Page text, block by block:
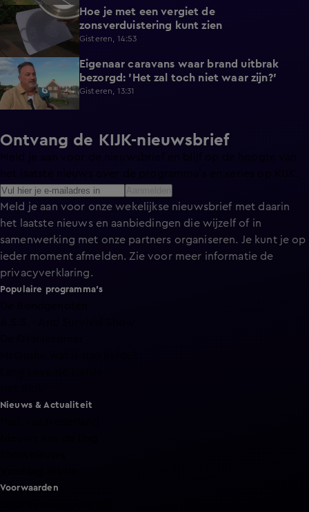
1:21
Hoe je met een vergiet de
zonsverduistering kunt zien
Gisteren, 14:53
2:14
Eigenaar caravans waar brand uitbrak
bezorgd: 'Het zal toch niet waar zijn?'
Gisteren, 13:31
Ontvang de KIJK-nieuwsbrief
Meld je aan voor onze wekelijkse nieuwsbrief met daarin
het laatste nieuws en aanbiedingen die wijzelf of in
samenwerking met onze partners organiseren. Je kunt je op
ieder moment afmelden. Zie voor meer informatie de
privacyverklaring.
Populaire programma's
Nieuws & Actualiteit
Voorwaarden